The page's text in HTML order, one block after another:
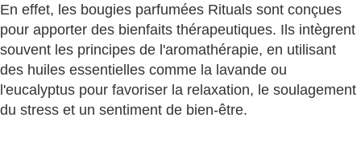
En effet, les bougies parfumées Rituals sont conçues
pour apporter des bienfaits thérapeutiques. Ils intègrent
souvent les principes de l'aromathérapie, en utilisant
des huiles essentielles comme la lavande ou
l'eucalyptus pour favoriser la relaxation, le soulagement
du stress et un sentiment de bien-être.